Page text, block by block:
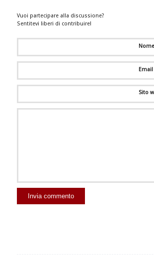
Vuoi partecipare alla discussione?
Sentitevi liberi di contribuire!
Nome
Email
Sito